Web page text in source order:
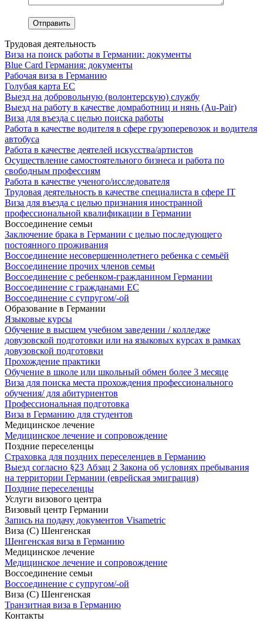
Трудовая деятельность
Виза на поиск работы в Германии: документы
Blue Card Германия: документы
Рабочая виза в Германию
Голубая карта ЕС
Выезд на добровольную (волонтерскую) службу
Выезд на работу в качестве домработниц и нянь (Au-Pair)
Виза для въезда с целью поиска работы
Работа в качестве водителя в сфере грузоперевозок и водителя
автобуса
Работа в качестве деятелей искусства/артистов
Осуществление самостоятельного бизнеса и работа по
свободным профессиям
Работа в качестве ученого/исследователя
Трудовая деятельность в качестве специалиста в сфере IT
Виза для въезда с целью признания иностранной
профессиональной квалификации в Германии
Воссоединение семьи
Заключение брака в Германии с целью последующего
постоянного проживания
Воссоединение несовершеннолетнего ребенка с семьёй
Воссоединение прочих членов семьи
Воссоединение с ребенком-гражданином Германии
Воссоединение с гражданами ЕС
Воссоединение с супругом/-ой
Образование в Германии
Языковые курсы
Обучение в высшем учебном заведении / колледже
довузовской подготовки или на языковых курсах в рамках
довузовской подготовки
Прохождение практики
Обучение в школе или школьный обмен более 3 месяце
Виза для поиска места прохождения профессионального
обучения/ для абитуриентов
Профессиональная подготовка
Виза в Германию для студентов
Медицинское лечение
Медицинское лечение и сопровождение
Поздние переселенцы
Страховка для поздних переселенцев в Германию
Выезд согласно §23 Абзац 2 Закона об условиях пребывания
на территории Германии (еврейская эмиграция)
Поздние переселенцы
Услуги визового центра
Визовый центр Германии
Запись на подачу документов Visametric
Виза (C) Шенгенская
Шенгенская виза в Германию
Медицинское лечение
Медицинское лечение и сопровождение
Воссоединение семьи
Воссоединение с супругом/-ой
Виза (C) Шенгенская
Транзитная виза в Германию
Контакты